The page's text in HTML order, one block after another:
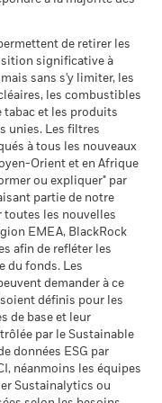
peut augmenter ou
devises si votre
autre que celle
passées. Source :
pourriez obtenir
-
d'activité, telle qu'elle
thermique et les
pour les
Fund - Prospectus
- BZIWXT-
de retirer les
significative à
sans s'y limiter, les
les combustibles
tabac et les produits
unies. Les filtres
à tous les nouveaux
Orient et en Afrique
ou expliquer" par
partie de notre
toutes les nouvelles
EMEA, BlackRock
afin de refléter les
du fonds. Les
demander à ce
définis pour les
de base et leur
par le Sustainable
données ESG par
néanmoins les équipes
Sustainalytics ou